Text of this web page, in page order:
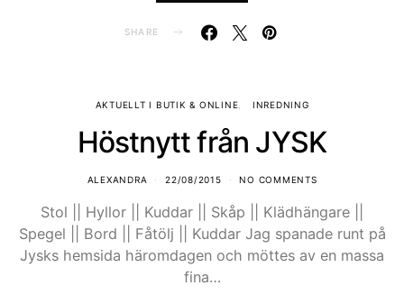
SHARE
AKTUELLT I BUTIK & ONLINE INREDNING
Höstnytt från JYSK
ALEXANDRA 22/08/2015 NO COMMENTS
Stol || Hyllor || Kuddar || Skåp || Klädhängare ||
Spegel || Bord || Fåtölj || Kuddar Jag spanade runt på
Jysks hemsida häromdagen och möttes av en massa
fina…